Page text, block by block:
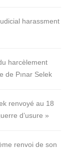
harassment
harcèlement
de Pınar Selek
renvoyé au 18
d’usure »
renvoi de son